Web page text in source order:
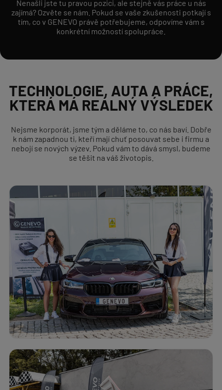
Nenašli jste tu pravou pozici, ale stejně vás práce u nás
zajímá? Ozvěte se nám. Pokud se vaše zkušenosti potkají s
tím, co v GENEVO právě potřebujeme, odpovíme vám s
konkrétní možností spolupráce.
TECHNOLOGIE, AUTA A PRÁCE,
KTERÁ MÁ REÁLNÝ VÝSLEDEK
Nejsme korporát, jsme tým a děláme to, co nás baví. Dobře
k nám zapadnou ti, kteří mají chuť posouvat sebe i firmu a
nebojí se nových výzev. Pokud vám to dává smysl, budeme
se těšit na váš životopis.